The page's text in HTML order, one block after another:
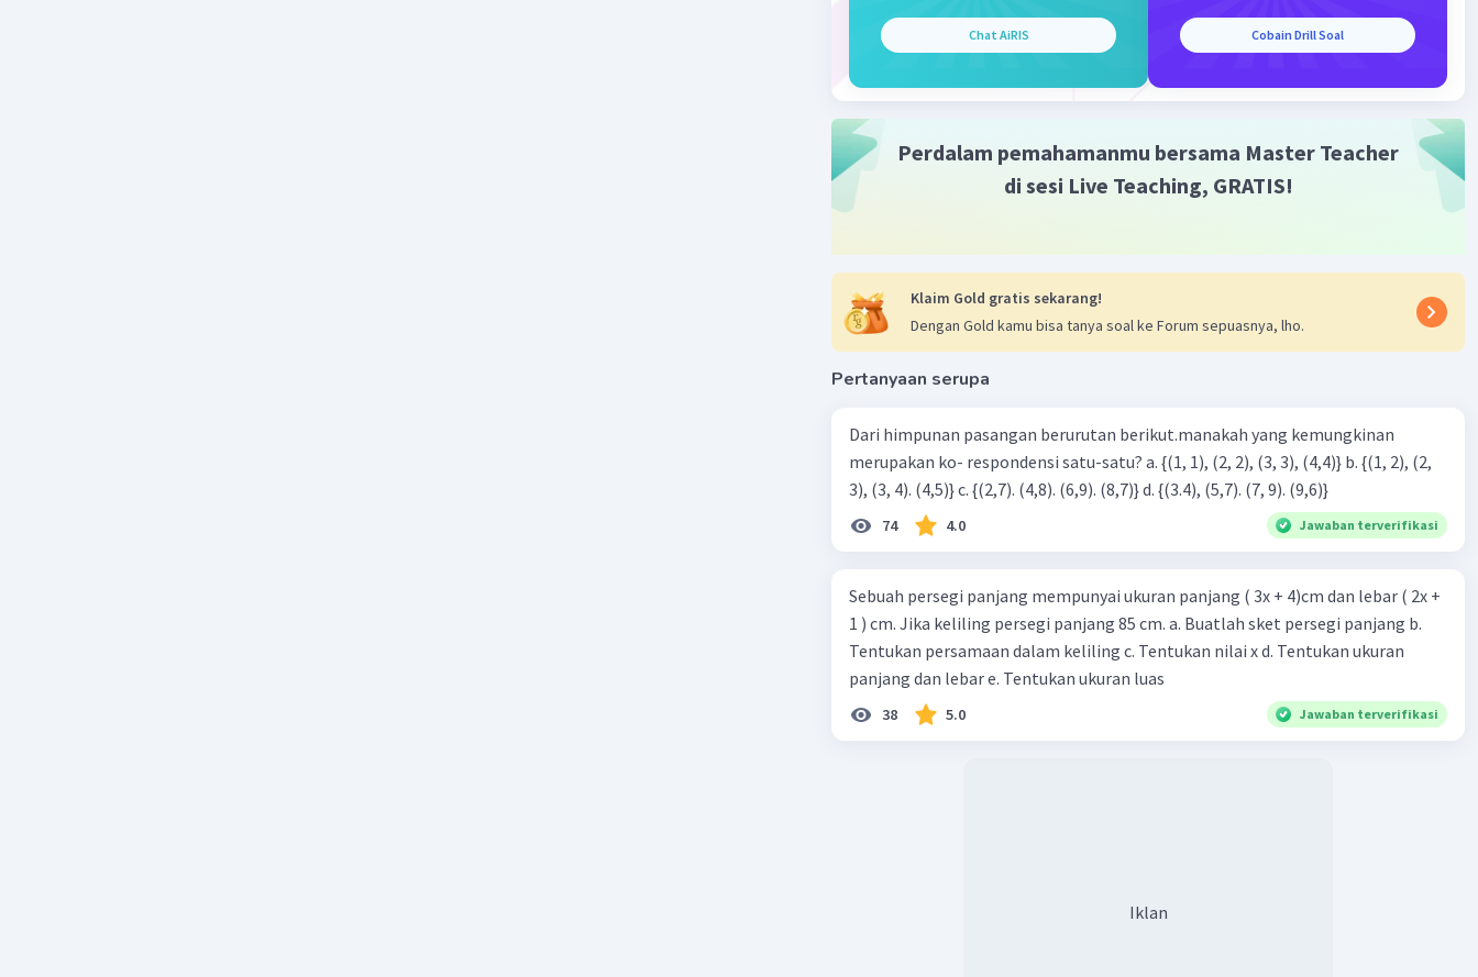
Jadi, (((x5y6)/(x3 30
Chat AiRIS Cobain Drill Soal
Perdalam pemahamanmu bersama Master Teacher
di sesi Live Teaching, GRATIS!
Klaim Gold gratis sekarang!
Dengan Gold kamu bisa tanya soal ke Forum sepuasnya, lho.
Pertanyaan serupa
Dari himpunan pasangan berurutan berikut.manakah yang kemungkinan
merupakan ko- respondensi satu-satu? a. {(1, 1), (2, 2), (3, 3), (4,4)} b. {(1, 2), (2,
3), (3, 4). (4,5)} c. {(2,7). (4,8). (6,9). (8,7)} d. {(3.4), (5,7). (7, 9). (9,6)}
74 4.0 Jawaban terverifikasi
Sebuah persegi panjang mempunyai ukuran panjang ( 3x + 4)cm dan lebar ( 2x +
1 ) cm. Jika keliling persegi panjang 85 cm. a. Buatlah sket persegi panjang b.
Tentukan persamaan dalam keliling c. Tentukan nilai x d. Tentukan ukuran
panjang dan lebar e. Tentukan ukuran luas
38 5.0 Jawaban terverifikasi
Iklan